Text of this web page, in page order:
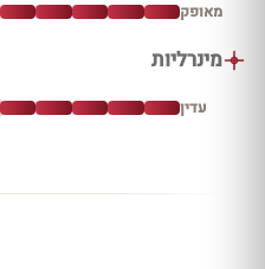
מאופק
מינרליות
עדין